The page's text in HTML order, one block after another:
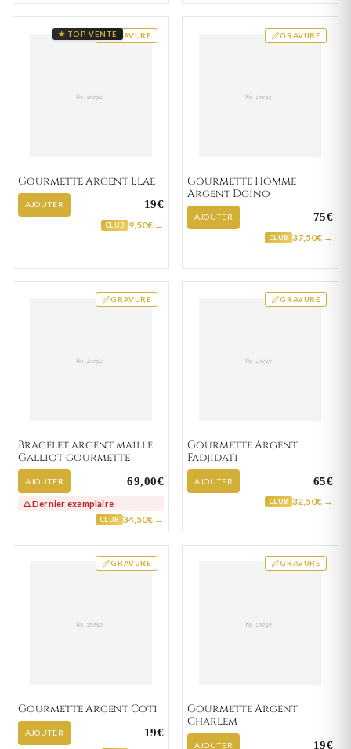
GRAVURE
★ TOP VENTE
Gourmette Argent Elae
AJOUTER 19€
CLUB 9,50€ →
GRAVURE
Gourmette Homme
Argent Dgino
AJOUTER 75€
CLUB 37,50€ →
GRAVURE
Bracelet argent maille
Galliot gourmette
AJOUTER 69,00€
⚠️ Dernier exemplaire
CLUB 34,50€ →
GRAVURE
Gourmette Argent
Fadjidati
AJOUTER 65€
CLUB 32,50€ →
GRAVURE
Gourmette Argent Coti
AJOUTER 19€
GRAVURE
Gourmette Argent
Charlem
AJOUTER 19€